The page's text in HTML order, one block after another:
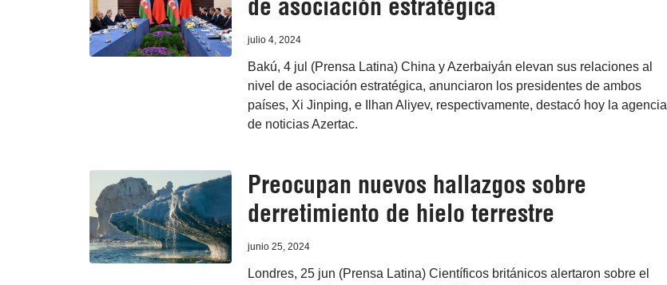
de asociación estratégica
julio 4, 2024
Bakú, 4 jul (Prensa Latina) China y Azerbaiyán elevan sus relaciones al
nivel de asociación estratégica, anunciaron los presidentes de ambos
países, Xi Jinping, e Ilhan Aliyev, respectivamente, destacó hoy la agencia
de noticias Azertac.
Preocupan nuevos hallazgos sobre
derretimiento de hielo terrestre
junio 25, 2024
Londres, 25 jun (Prensa Latina) Científicos británicos alertaron sobre el